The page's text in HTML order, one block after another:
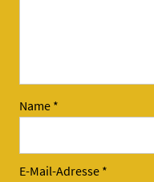
Name *
E-Mail-Adresse *